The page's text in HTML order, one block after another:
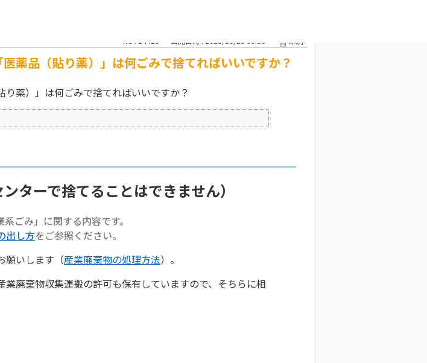
No : 14420 公開日時 : 2025/10/29 09:36 印刷
薬品（貼り薬）」は何ごみで捨てればいいですか？
り薬）」は何ごみで捨てればいいですか？
ターで捨てることはできません）
ごみ」に関する内容です。
出し方をご参照ください。
願いします（産業廃棄物の処理方法）。
業廃棄物収集運搬の許可も保有していますので、そちらに相